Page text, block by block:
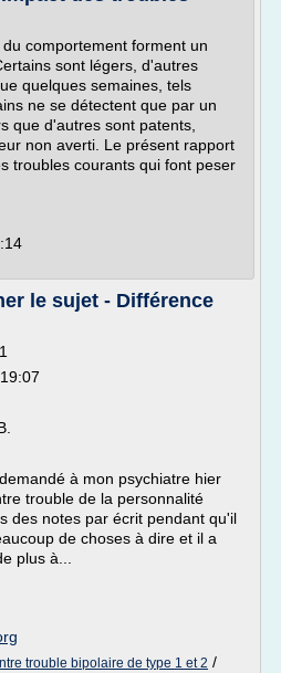
comportement forment un
sont légers, d'autres
quelques semaines, tels
ne se détectent que par un
que d'autres sont patents,
non averti. Le présent rapport
troubles courants qui font peser
le sujet - Différence
à mon psychiatre hier
trouble de la personnalité
des notes par écrit pendant qu'il
de choses à dire et il a
plus à...
trouble bipolaire de type 1 et 2 /